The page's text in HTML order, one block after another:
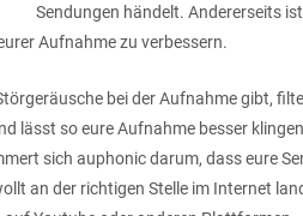
Sendungen händelt. Andererseits
Aufnahme zu verbessern.
bei der Aufnahme gibt,
lässt so eure Aufnahme besser
sich auphonic darum, dass eure
an der richtigen Stelle im Internet